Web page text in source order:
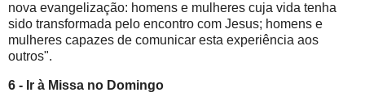
nova evangelização: homens e mulheres cuja vida tenha
sido transformada pelo encontro com Jesus; homens e
mulheres capazes de comunicar esta experiência aos
outros".
6 - Ir à Missa no Domingo